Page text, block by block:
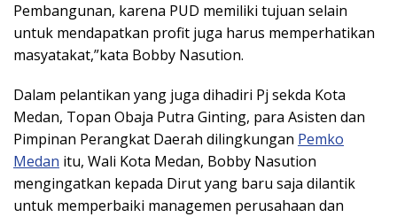
Pembangunan, karena PUD memiliki tujuan selain
untuk mendapatkan profit juga harus memperhatikan
masyatakat,”kata Bobby Nasution.
Dalam pelantikan yang juga dihadiri Pj sekda Kota
Medan, Topan Obaja Putra Ginting, para Asisten dan
Pimpinan Perangkat Daerah dilingkungan Pemko
Medan itu, Wali Kota Medan, Bobby Nasution
mengingatkan kepada Dirut yang baru saja dilantik
untuk memperbaiki managemen perusahaan dan